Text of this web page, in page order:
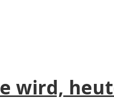
n
wird,